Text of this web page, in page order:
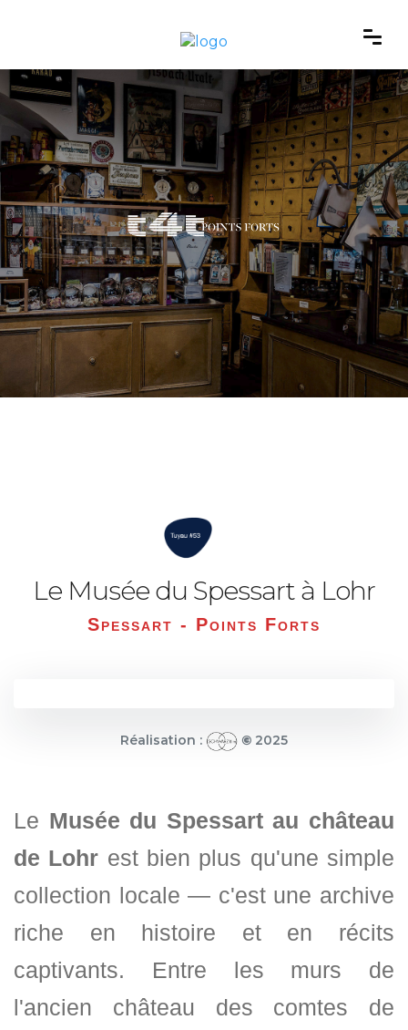
Le Musée du Spessart à Lohr
Spessart - Points Forts
Réalisation : © 2025
Le Musée du Spessart au château
de Lohr est bien plus qu'une simple
collection locale — c'est une archive
riche en histoire et en récits
captivants. Entre les murs de
l'ancien château des comtes de